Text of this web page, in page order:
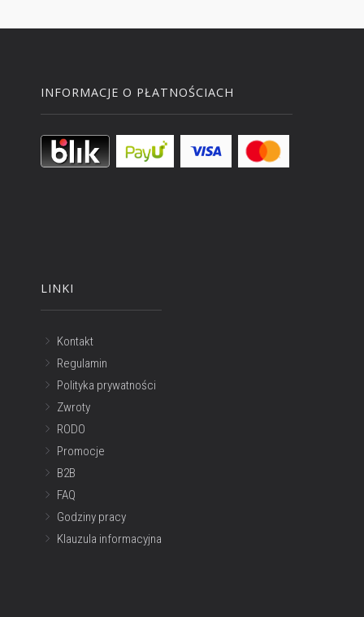
INFORMACJE O PŁATNOŚCIACH
LINKI
Kontakt
Regulamin
Polityka prywatności
Zwroty
RODO
Promocje
B2B
FAQ
Godziny pracy
Klauzula informacyjna